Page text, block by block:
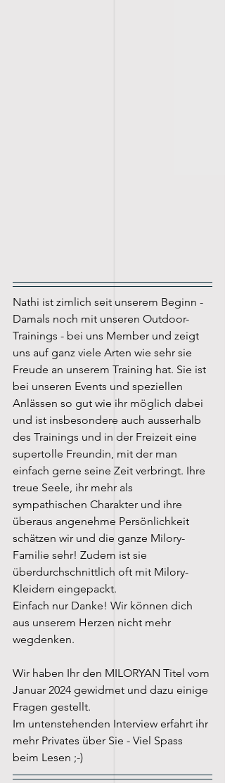
Nathi ist zimlich seit unserem Beginn -
Damals noch mit unseren Outdoor-
Trainings - bei uns Member und zeigt
uns auf ganz viele Arten wie sehr sie
Freude an unserem Training hat. Sie ist
bei unseren Events und speziellen
Anlässen so gut wie ihr möglich dabei
und ist insbesondere auch ausserhalb
des Trainings und in der Freizeit eine
supertolle Freundin, mit der man
einfach gerne seine Zeit verbringt. Ihre
treue Seele, ihr mehr als
sympathischen Charakter und ihre
überaus angenehme Persönlichkeit
schätzen wir und die ganze Milory-
Familie sehr! Zudem ist sie
überdurchschnittlich oft mit Milory-
Kleidern eingepackt.
Einfach nur Danke! Wir können dich
aus unserem Herzen nicht mehr
wegdenken.
Wir haben Ihr den MILORYAN Titel vom
Januar 2024 gewidmet und dazu einige
Fragen gestellt.
Im untenstehenden Interview erfahrt ihr
mehr Privates über Sie - Viel Spass
beim Lesen ;-)